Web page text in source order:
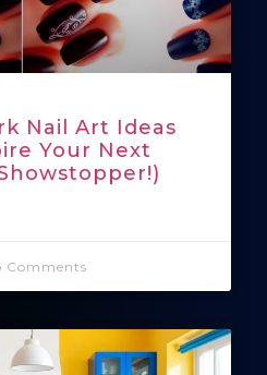
Nail Art Ideas
Your Next
Comments